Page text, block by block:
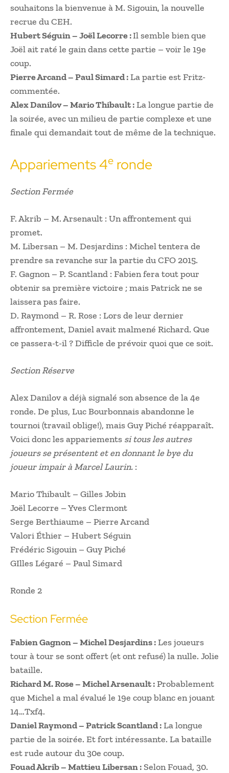
souhaitons la bienvenue à M. Sigouin, la nouvelle
recrue du CEH.
Hubert Séguin – Joël Lecorre :Il semble bien que
Joël ait raté le gain dans cette partie – voir le 19e
coup.
Pierre Arcand – Paul Simard :La partie est Fritz-
commentée.
Alex Danilov – Mario Thibault :La longue partie de
la soirée, avec un milieu de partie complexe et une
finale qui demandait tout de même de la technique.
Appariements 4e ronde
Section Fermée
F. Akrib – M. Arsenault : Un affrontement qui
promet.
M. Libersan – M. Desjardins : Michel tentera de
prendre sa revanche sur la partie du CFO 2015.
F. Gagnon – P. Scantland : Fabien fera tout pour
obtenir sa première victoire ; mais Patrick ne se
laissera pas faire.
D. Raymond – R. Rose : Lors de leur dernier
affrontement, Daniel avait malmené Richard. Que
ce passera-t-il ? Difficle de prévoir quoi que ce soit.
Section Réserve
Alex Danilov a déjà signalé son absence de la 4e
ronde. De plus, Luc Bourbonnais abandonne le
tournoi (travail oblige!), mais Guy Piché réapparaît.
Voici donc les appariements si tous les autres
joueurs se présentent et en donnant le bye du
joueur impair à Marcel Laurin. :
Mario Thibault – Gilles Jobin
Joël Lecorre – Yves Clermont
Serge Berthiaume – Pierre Arcand
Valori Éthier – Hubert Séguin
Frédéric Sigouin – Guy Piché
GIlles Légaré – Paul Simard
Ronde 2
Section Fermée
Fabien Gagnon – Michel Desjardins :Les joueurs
tour à tour se sont offert (et ont refusé) la nulle. Jolie
bataille.
Richard M. Rose – Michel Arsenault :Probablement
que Michel a mal évalué le 19e coup blanc en jouant
14…Txf4.
Daniel Raymond – Patrick Scantland :La longue
partie de la soirée. Et fort intéressante. La bataille
est rude autour du 30e coup.
Fouad Akrib – Mattieu Libersan : Selon Fouad, 30.